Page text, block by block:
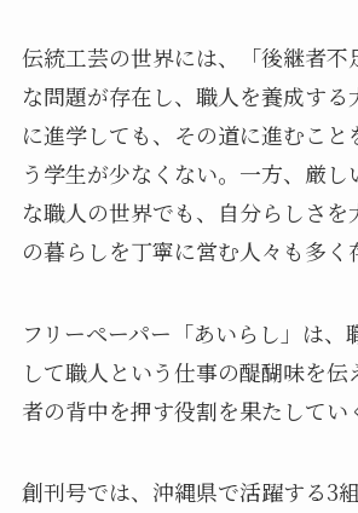
伝統工芸の世界には、「後継者不
な問題が存在し、職人を養成する
に進学しても、その道に進むこと
う学生が少なくない。一方、厳し
な職人の世界でも、自分らしさを
の暮らしを丁寧に営む人々も多く
フリーペーパー「あいらし」は、
して職人という仕事の醍醐味を
者の背中を押す役割を果たしてい
創刊号では、沖縄県で活躍する3